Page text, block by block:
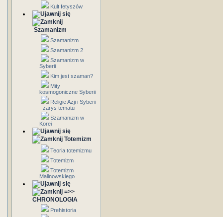
Kult fetyszów
Szamanizm
Szamanizm
Szamanizm 2
Szamanizm w
Syberii
Kim jest szaman?
Mity
kosmogoniczne Syberii
Religie Azji i Syberii
- zarys tematu
Szamanizm w
Korei
Totemizm
Teoria totemizmu
Totemizm
Totemizm
Malinowskiego
=>>
CHRONOLOGIA
Prehistoria